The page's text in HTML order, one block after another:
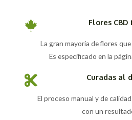
Flores CBD
La gran mayoría de flores
Es especificado en la
Curadas al
El proceso manual y de
con un